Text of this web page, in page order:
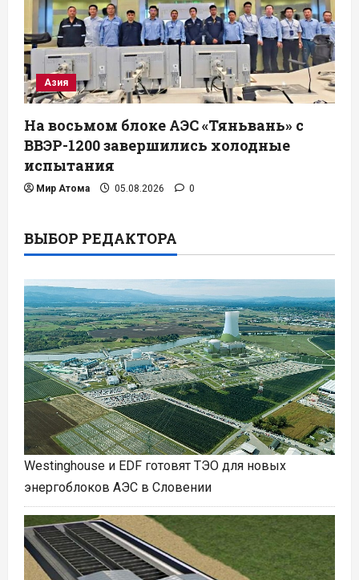
Азия
На восьмом блоке АЭС «Тяньвань» с
ВВЭР-1200 завершились холодные
испытания
Мир Атома 05.08.2026 0
ВЫБОР РЕДАКТОРА
Westinghouse и EDF готовят ТЭО для новых
энергоблоков АЭС в Словении